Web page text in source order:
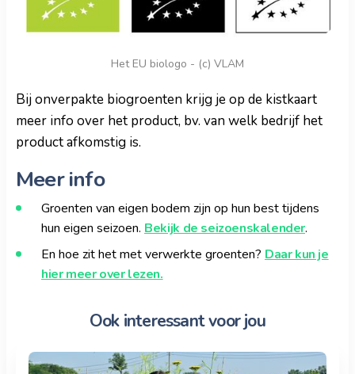
Het EU biologo - (c) VLAM
Bij onverpakte biogroenten krijg je op de kistkaart
meer info over het product, bv. van welk bedrijf het
product afkomstig is.
Meer info
Groenten van eigen bodem zijn op hun best tijdens
hun eigen seizoen. Bekijk de seizoenskalender.
En hoe zit het met verwerkte groenten? Daar kun je
hier meer over lezen.
Ook interessant voor jou